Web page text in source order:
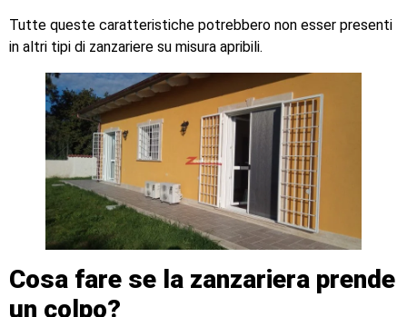
Tutte queste caratteristiche potrebbero non esser presenti
in altri tipi di zanzariere su misura apribili.
Cosa fare se la zanzariera prende
un colpo?